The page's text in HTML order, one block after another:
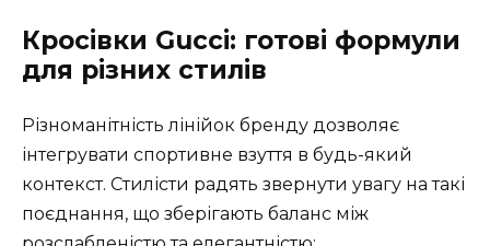
Кросівки Gucci: готові формули
для різних стилів
Різноманітність лінійок бренду дозволяє
інтегрувати спортивне взуття в будь-який
контекст. Стилісти радять звернути увагу на такі
поєднання, що зберігають баланс між